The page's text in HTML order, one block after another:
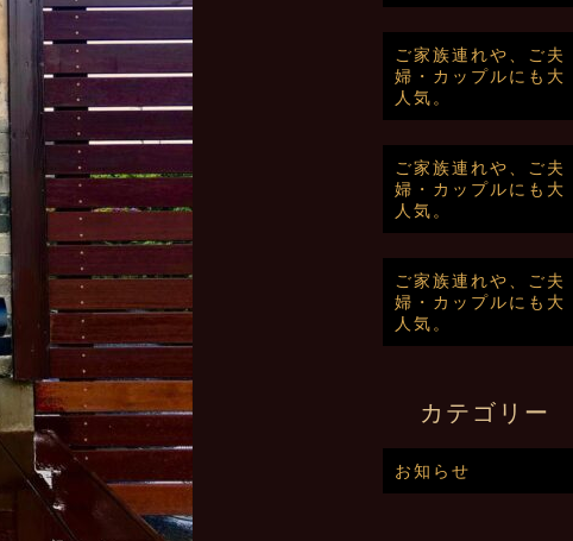
ご家族連れや、ご夫
婦・カップルにも大
人気。
ご家族連れや、ご夫
婦・カップルにも大
人気。
ご家族連れや、ご夫
婦・カップルにも大
人気。
カテゴリー
お知らせ